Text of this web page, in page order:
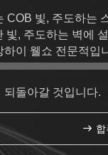
COB 빛, 주도하는
빛, 주도하는 벽에
이 웰쇼 전문적입
돌아갈 것입니다.
합